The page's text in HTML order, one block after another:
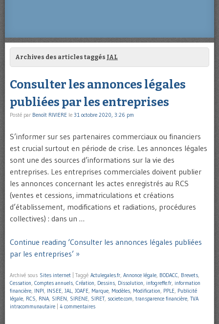
Archives des articles taggés JAL
Consulter les annonces légales
publiées par les entreprises
Posté par Benoît RIVIERE le 31 octobre 2020, 3:26 pm
S’informer sur ses partenaires commerciaux ou financiers
est crucial surtout en période de crise. Les annonces légales
sont une des sources d’informations sur la vie des
entreprises. Les entreprises commerciales doivent publier
les annonces concernant les actes enregistrés au RCS
(ventes et cessions, immatriculations et créations
d’établissement, modifications et radiations, procédures
collectives) : dans un …
Continue reading ‘Consulter les annonces légales publiées
par les entreprises’ »
Archivé sous Sites internet Taggé Actulegales.fr, Annonce légale, BODACC, Brevets,
Cessation, Comptes annuels, Création, Dessins, Dissolution, infogreffe.fr, information
financière, INPI, INSEE, JAL, JOAFE, Marque, Modèles, Modification, PPLE, Publicité
légale, RCS, RNA, SIREN, SIRENE, SIRET, societe.com, transparence financière, TVA
intracommunautaire
4 commentaires